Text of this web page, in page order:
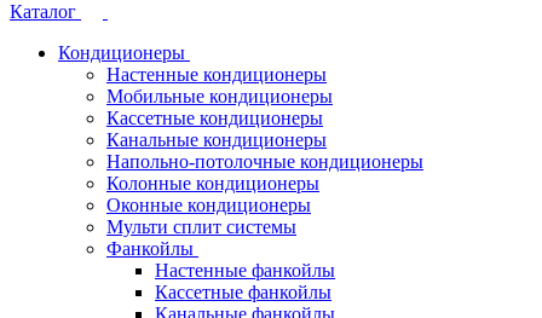
Каталог
Кондиционеры
Настенные кондиционеры
Мобильные кондиционеры
Кассетные кондиционеры
Канальные кондиционеры
Напольно-потолочные кондиционеры
Колонные кондиционеры
Оконные кондиционеры
Мульти сплит системы
Фанкойлы
Настенные фанкойлы
Кассетные фанкойлы
Канальные фанкойлы